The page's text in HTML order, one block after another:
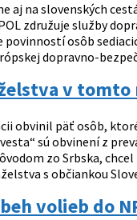
aj na slovenských
združuje služby
osôb
dopravno-
v tomto
obvinil päť osôb,
sú obvinení z
zo Srbska,
s občiankou
volieb do